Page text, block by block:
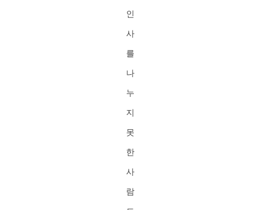
인
사
를
나
누
지
못
한
사
람